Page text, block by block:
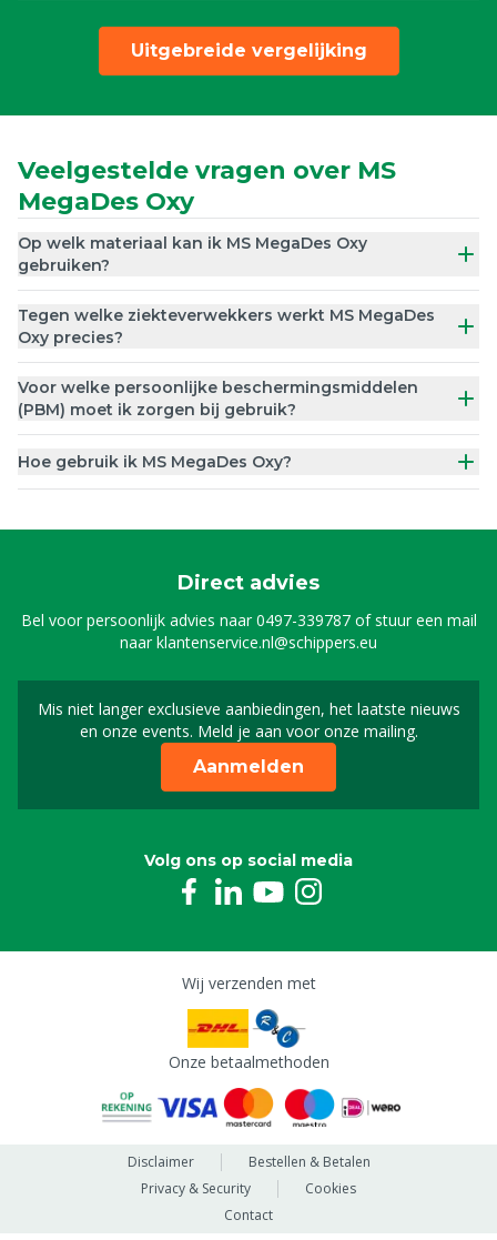
Uitgebreide vergelijking
Veelgestelde vragen over MS
MegaDes Oxy
Op welk materiaal kan ik MS MegaDes Oxy
gebruiken?
Tegen welke ziekteverwekkers werkt MS MegaDes
Oxy precies?
Voor welke persoonlijke beschermingsmiddelen
(PBM) moet ik zorgen bij gebruik?
Hoe gebruik ik MS MegaDes Oxy?
Direct advies
Bel voor persoonlijk advies naar0497-339787of stuur een mail
naarklantenservice.nl@schippers.eu
Mis niet langer exclusieve aanbiedingen, het laatste nieuws
en onze events. Meld je aan voor onze mailing.
Schrijf je in voor onze
Aanmelden
Volg ons op social media
Wij verzenden met
Onze betaalmethoden
Disclaimer
Bestellen & Betalen
Privacy & Security
Cookies
Contact